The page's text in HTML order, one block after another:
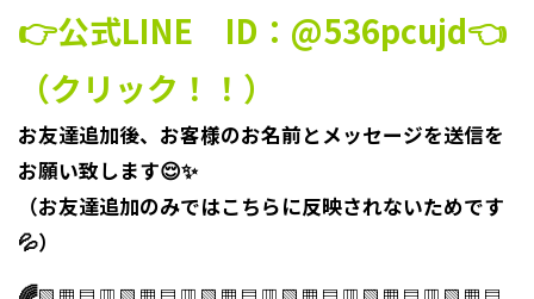
👉公式LINE ID：@536pcujd👈
（クリック！！）
お友達追加後、お客様のお名前とメッセージを送信を
お願い致します😌✨
（お友達追加のみではこちらに反映されないためです
💦）